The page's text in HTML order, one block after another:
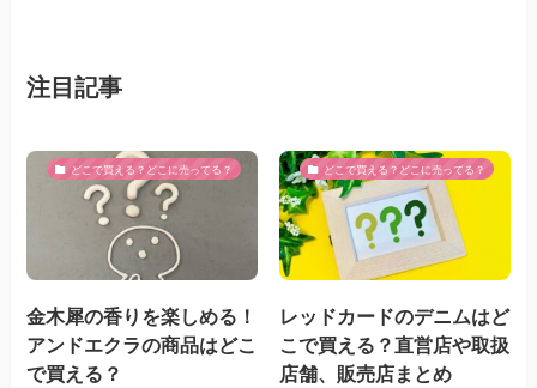
注目記事
どこで買える？どこに売ってる？
金木犀の香りを楽しめる！
アンドエクラの商品はどこ
で買える？
どこで買える？どこに売ってる？
レッドカードのデニムはど
こで買える？直営店や取扱
店舗、販売店まとめ